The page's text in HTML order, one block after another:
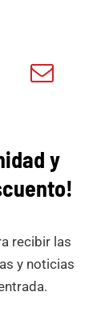
Minicar
y
recibir las
y noticias